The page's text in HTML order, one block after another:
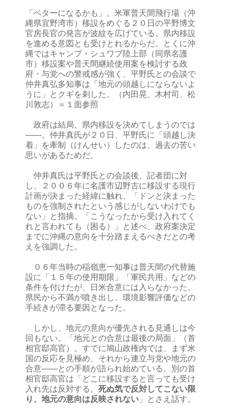
「ベターになるかも」。米軍普天間飛行場（沖
縄県宜野湾市）移設をめぐる２０日の平野博文
官房長官の発言が波紋を広げている。県内移設
を進める意図とも受けとれるからだ。とくに沖
縄ではキャンプ・シュワブ陸上部（同県名護
市）移設案や普天間継続使用案を検討する政
府・与党への警戒感が強く、平野氏との会談で
仲井真弘多知事は「地元の頭越しにならないよ
うに」とクギを刺した。（内田晃、木村司、松
川敦志）＝１面参照
政府は結局、県内移設を決めてしまうのでは
――。仲井真氏が２０日、平野氏に「頭越し決
着」を牽制（けんせい）したのは、過去の苦い
思いがあるためだ。
仲井真氏は平野氏との会談後、記者団に対
し、２００６年に名護市辺野古に移設する現行
計画が決まった経緯に触れ、「ドンと決まった
ものを強制されたという感じがしないわけでも
ない」と指摘。「こうなったから受け入れてく
れと言われても（困る）」と述べ、政府案決定
までに沖縄の意向を十分踏まえるべきだとの考
えを強調した。
０６年当時の稲嶺恵一知事は普天間の代替施
設に「１５年の使用期限」「軍民共用」などの
条件を付けたが、日米合意には入らなかった。
県民から不満が噴き出し、環境影響評価などの
手続きが滞る要因となった。
しかし、地元の意向が優先される見通しは今
回もない。「地元との合意は最後の局面」（首
相官邸高官）。すでに鳩山政権内では、まず米
国の反応を見極め、それから連立与党や地元の
合意――との手順が語られ始めている。別の首
相官邸高官は「どこに移設すると言っても受け
入れ先は反対する。 死ぬ気で反対してこない限
り、地元の意向は反映されない 」とさえ話す。